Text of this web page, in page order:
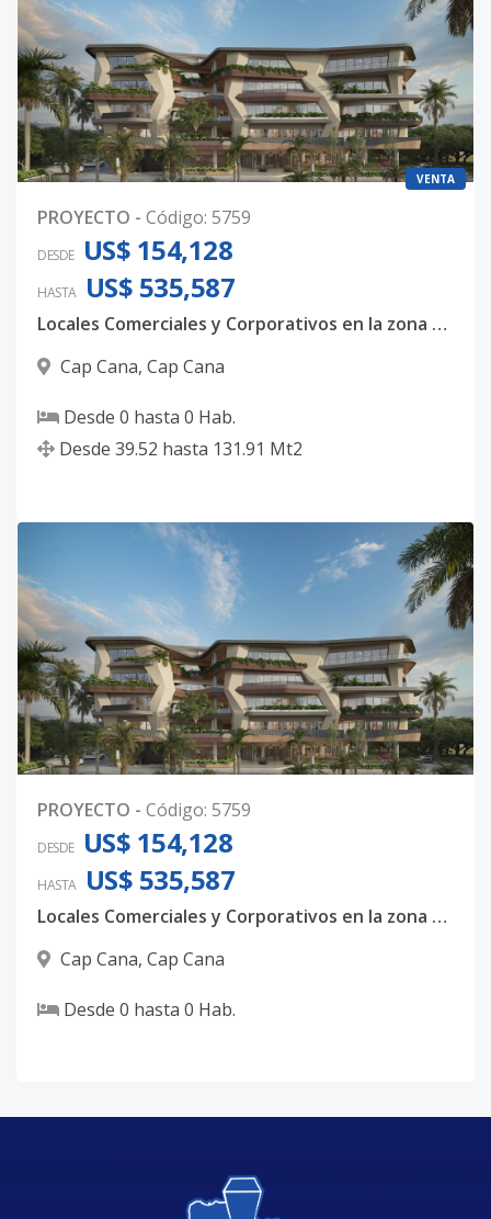
VENTA
PROYECTO - Código: 5759
DESDE US$ 154,128
HASTA US$ 535,587
Locales Comerciales y Corporativos en la zona más Luxury de Punta Cana
Cap Cana, Cap Cana
Desde 0 hasta 0 Hab.
Desde 39.52 hasta 131.91 Mt2
PROYECTO - Código: 5759
DESDE US$ 154,128
HASTA US$ 535,587
Locales Comerciales y Corporativos en la zona más Luxury de Punta Cana
Cap Cana, Cap Cana
Desde 0 hasta 0 Hab.